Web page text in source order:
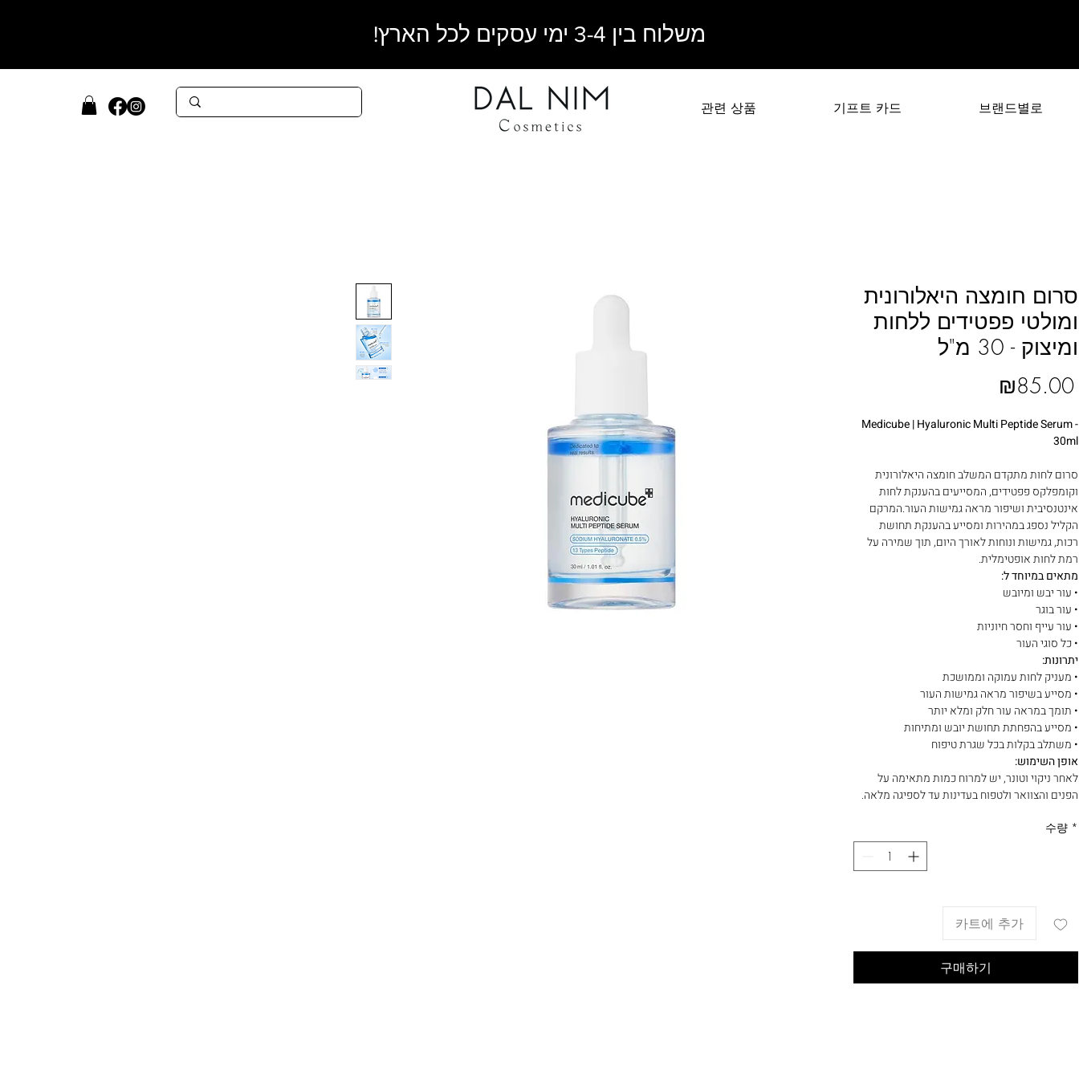
משלוח בין 3-4 ימי עסקים לכל הארץ!
브랜드별로
기프트 카드
관련 상품
סרום חומצה היאלורונית
ומולטי פפטידים ללחות
ומיצוק - 30 מ"ל
₪85.00
Medicube | Hyaluronic Multi Peptide Serum -
30ml
סרום לחות מתקדם המשלב חומצה היאלורונית
וקומפלקס פפטידים, המסייעים בהענקת לחות
אינטנסיבית ושיפור מראה גמישות העור.המרקם
הקליל נספג במהירות ומסייע בהענקת תחושת
רכות, גמישות ונוחות לאורך היום, תוך שמירה על
רמת לחות אופטימלית.
מתאים במיוחד ל:
• עור יבש ומיובש
• עור בוגר
• עור עייף וחסר חיוניות
• כל סוגי העור
יתרונות:
• מעניק לחות עמוקה וממושכת
• מסייע בשיפור מראה גמישות העור
• תומך במראה עור חלק ומלא יותר
• מסייע בהפחתת תחושת יובש ומתיחות
• משתלב בקלות בכל שגרת טיפוח
אופן השימוש:
לאחר ניקוי וטונר, יש למרוח כמות מתאימה על
הפנים והצוואר ולטפוח בעדינות עד לספיגה מלאה.
수량 *
카트에 추가
구매하기